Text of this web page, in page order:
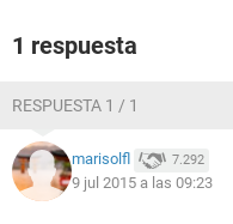
1 respuesta
RESPUESTA 1 / 1
marisolfl 7.292
9 jul 2015 a las 09:23